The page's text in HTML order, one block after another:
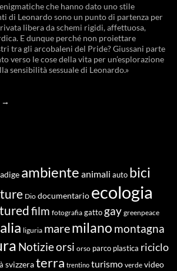
che hanno dato uno stile
di Leonardo sono un punto di partenza per
libera da schemi rigidi, affettuosa,
E dunque perché non proiettare
tra gli arcobaleni del Pride? Giussani parte
verso le cose della vita per un’esplorazione
sensibilità sessuale di Leonardo.»
→
ambiente animali auto bici
Dio documentario ecologia
film fotografia gatto gay greenpeace
liguria maremilano montagna
Notizieorsi orso parco plastica riciclo
svizzeraterra trentino turismo verde video